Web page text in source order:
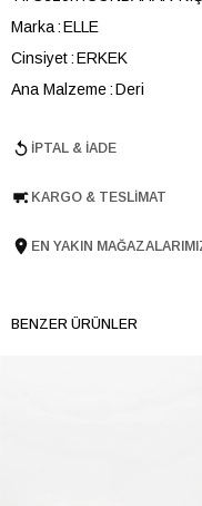
Marka ELLE
Cinsiyet ERKEK
Ana Malzeme Deri
Topuk Boyu 3.5 cm
Taban Yüksekliği 3.5 cm
İPTAL & İADE
KARGO & TESLIMAT
EN YAKIN
BENZER ÜRÜNLER